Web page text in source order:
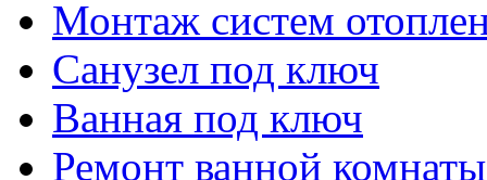
Монтаж систем
Санузел под ключ
Ванная под ключ
Ремонт ванной комнаты